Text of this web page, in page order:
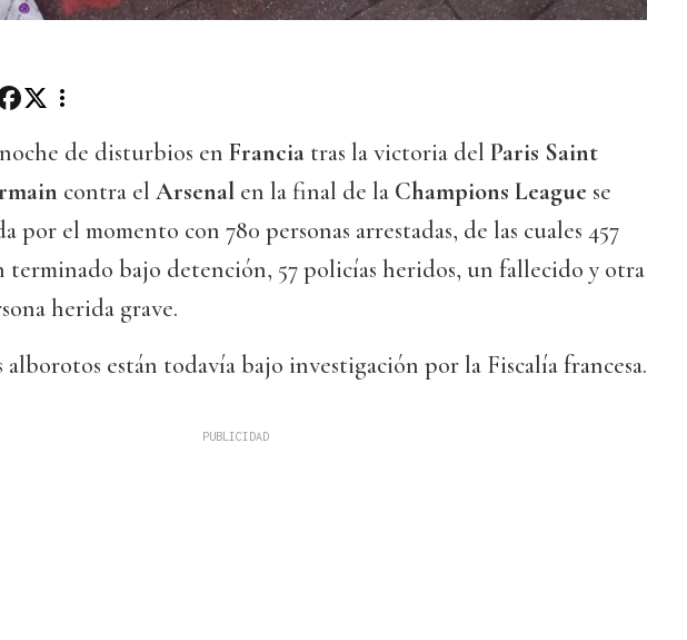
de disturbios en Francia tras la victoria del Paris Saint
contra el Arsenal en la final de la Champions League se
por el momento con 780 personas arrestadas, de las cuales 457
terminado bajo detención, 57 policías heridos, un fallecido y otra
herida grave.
alborotos están todavía bajo investigación por la Fiscalía francesa.